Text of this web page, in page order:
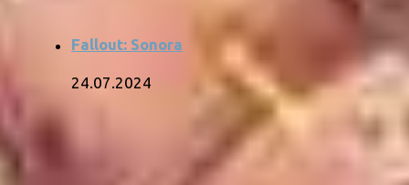
Fallout: Sonora
24.07.2024